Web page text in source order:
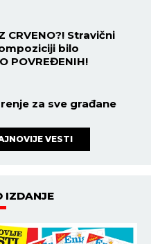
CRVENO?! Stravični
bilo
POVREĐENIH!
za sve građane
VESTI
IZDANJE